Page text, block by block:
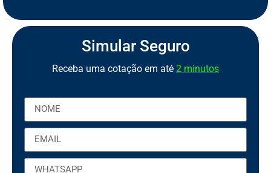
Simular Seguro
Receba uma cotação em até 2 minutos